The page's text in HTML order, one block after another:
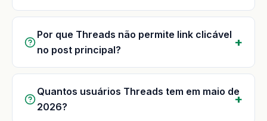
Por que Threads não permite link clicável
no post principal?
Quantos usuários Threads tem em maio de
2026?